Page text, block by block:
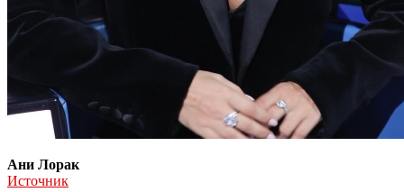
Ани Лорак
Источник